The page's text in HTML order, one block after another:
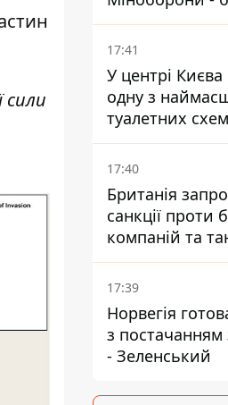
сили
застосування
- Reuters
17:41
У центрі
одну з
туалетних
будинком
17:40
Британія
санкції проти
компаній та
17:39
Норвегія
з
- Зеленський